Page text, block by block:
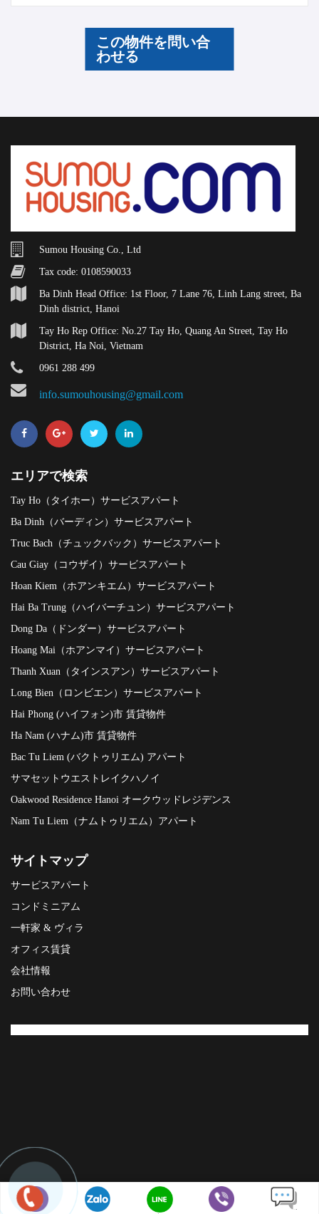
この物件を問い合
わせる
Sumou Housing Co., Ltd
Tax code: 0108590033
Ba Dinh Head Office: 1st Floor, 7 Lane 76, Linh Lang street, Ba
Dinh district, Hanoi
Tay Ho Rep Office: No.27 Tay Ho, Quang An Street, Tay Ho
District, Ha Noi, Vietnam
0961 288 499
info.sumouhousing@gmail.com
エリアで検索
Tay Ho（タイホー）サービスアパート
Ba Dinh（バーディン）サービスアパート
Truc Bach（チュックバック）サービスアパート
Cau Giay（コウザイ）サービスアパート
Hoan Kiem（ホアンキエム）サービスアパート
Hai Ba Trung（ハイバーチュン）サービスアパート
Dong Da（ドンダー）サービスアパート
Hoang Mai（ホアンマイ）サービスアパート
Thanh Xuan（タインスアン）サービスアパート
Long Bien（ロンビエン）サービスアパート
Hai Phong (ハイフォン)市 賃貸物件
Ha Nam (ハナム)市 賃貸物件
Bac Tu Liem (バクトゥリエム) アパート
サマセットウエストレイクハノイ
Oakwood Residence Hanoi オークウッドレジデンス
Nam Tu Liem（ナムトゥリエム）アパート
サイトマップ
サービスアパート
コンドミニアム
一軒家 & ヴィラ
オフィス賃貸
会社情報
お問い合わせ